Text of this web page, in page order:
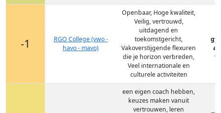
-1
RGO College (vwo -
havo - mavo)
Openbaar, Hoge kwaliteit,
Veilig, vertrouwd,
uitdagend en
toekomstgericht,
Vakoverstijgende flexuren
die je horizon verbreden,
Veel internationale en
culturele activiteiten
een eigen coach hebben,
keuzes maken vanuit
vertrouwen, leren